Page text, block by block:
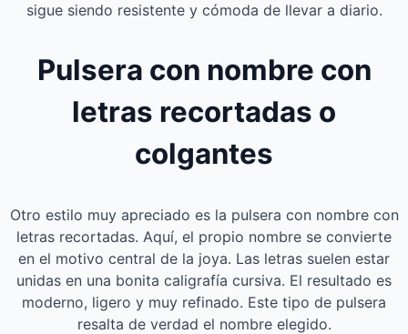
sigue siendo resistente y cómoda de llevar a diario.
Pulsera con nombre con
letras recortadas o
colgantes
Otro estilo muy apreciado es la pulsera con nombre con
letras recortadas. Aquí, el propio nombre se convierte
en el motivo central de la joya. Las letras suelen estar
unidas en una bonita caligrafía cursiva. El resultado es
moderno, ligero y muy refinado. Este tipo de pulsera
resalta de verdad el nombre elegido.